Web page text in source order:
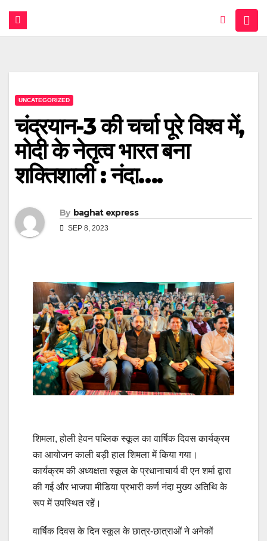
UNCATEGORIZED
चंद्रयान-3 की चर्चा पूरे विश्व में,
मोदी के नेतृत्व भारत बना
शक्तिशाली : नंदा….
By baghat express
SEP 8, 2023
शिमला, होली हेवन पब्लिक स्कूल का वार्षिक दिवस कार्यक्रम
का आयोजन काली बड़ी हाल शिमला में किया गया।
कार्यक्रम की अध्यक्षता स्कूल के प्रधानाचार्य वी एन शर्मा द्वारा
की गई और भाजपा मीडिया प्रभारी कर्ण नंदा मुख्य अतिथि के
रूप में उपस्थित रहें।
वार्षिक दिवस के दिन स्कूल के छात्र-छात्राओं ने अनेकों